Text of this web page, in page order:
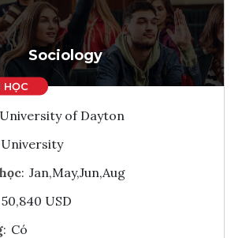
Tham vấn Interlink
Sociology
University of Dayton
University
: Jan,May,Jun,Aug
50,840 USD
: Có